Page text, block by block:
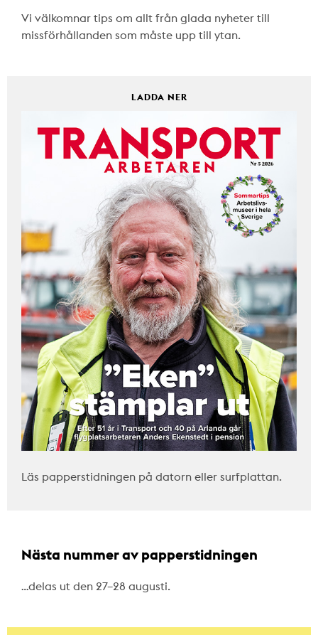
Vi välkomnar tips om allt från glada nyheter till
missförhållanden som måste upp till ytan.
LADDA NER
Läs papperstidningen på datorn eller surfplattan.
Nästa nummer av papperstidningen
…delas ut den 27–28 augusti.